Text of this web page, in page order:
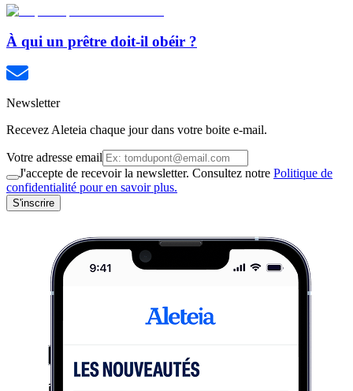
À qui un prêtre doit-il obéir ?
Newsletter
Recevez Aleteia chaque jour dans votre boite e-mail.
Votre adresse email
J'accepte de recevoir la newsletter. Consultez notre Politique de
confidentialité pour en savoir plus.
S'inscrire